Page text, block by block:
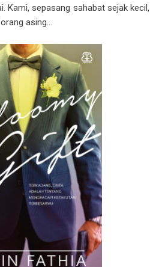
Kami, sepasang sahabat sejak kecil,
asing...